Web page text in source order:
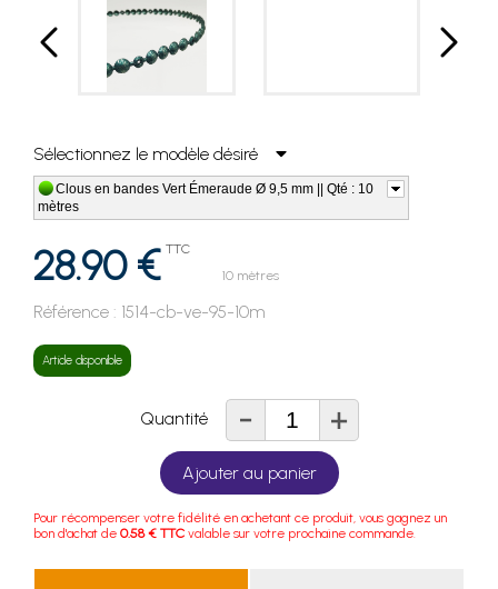
Sélectionnez le modèle désiré
Clous en bandes Vert Émeraude Ø 9,5 mm || Qté : 10
mètres
28.90 € TTC
10 mètres
Référence : 1514-cb-ve-95-10m
Article disponible
Quantité - +
Ajouter au panier
Pour récompenser votre fidélité en achetant ce produit, vous gagnez un
bon d'achat de 0.58 € TTC valable sur votre prochaine commande.